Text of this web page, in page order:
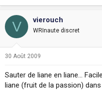
V vierouch
WRInaute discret
30 Août 2009
Sauter de liane en liane...
liane (fruit de la passion)